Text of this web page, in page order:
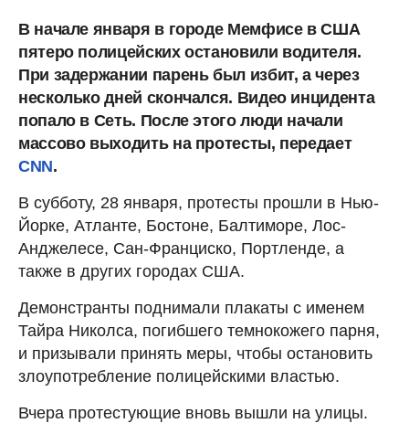
В начале января в городе Мемфисе в США
пятеро полицейских остановили водителя.
При задержании парень был избит, а через
несколько дней скончался. Видео инцидента
попало в Сеть. После этого люди начали
массово выходить на протесты, передает
CNN.
В субботу, 28 января, протесты прошли в Нью-
Йорке, Атланте, Бостоне, Балтиморе, Лос-
Анджелесе, Сан-Франциско, Портленде, а
также в других городах США.
Демонстранты поднимали плакаты с именем
Тайра Николса, погибшего темнокожего парня,
и призывали принять меры, чтобы остановить
злоупотребление полицейскими властью.
Вчера протестующие вновь вышли на улицы.